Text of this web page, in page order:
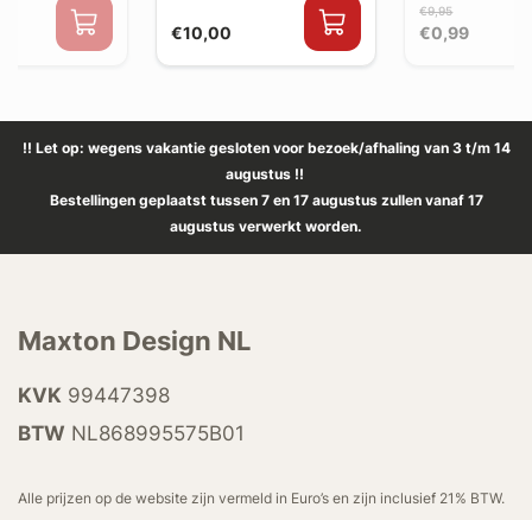
€10,00
€9,95
€0,99
!! Let op: wegens vakantie gesloten voor bezoek/afhaling van 3 t/m 14
augustus !!
Bestellingen geplaatst tussen 7 en 17 augustus zullen vanaf 17
augustus verwerkt worden.
Maxton Design NL
KVK 99447398
BTW NL868995575B01
Alle prijzen op de website zijn vermeld in Euro’s en zijn inclusief 21% BTW.